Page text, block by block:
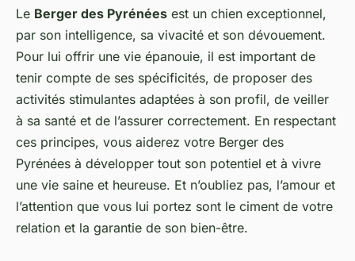
Le Berger des Pyrénées est un chien exceptionnel,
par son intelligence, sa vivacité et son dévouement.
Pour lui offrir une vie épanouie, il est important de
tenir compte de ses spécificités, de proposer des
activités stimulantes adaptées à son profil, de veiller
à sa santé et de l’assurer correctement. En respectant
ces principes, vous aiderez votre Berger des
Pyrénées à développer tout son potentiel et à vivre
une vie saine et heureuse. Et n’oubliez pas, l’amour et
l’attention que vous lui portez sont le ciment de votre
relation et la garantie de son bien-être.